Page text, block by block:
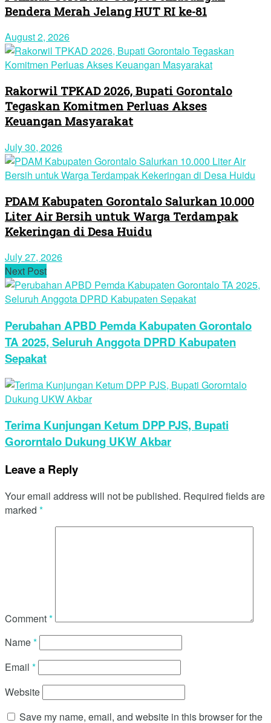
Bendera Merah Jelang HUT RI ke-81
August 2, 2026
Rakorwil TPKAD 2026, Bupati Gorontalo
Tegaskan Komitmen Perluas Akses
Keuangan Masyarakat
July 30, 2026
PDAM Kabupaten Gorontalo Salurkan 10.000
Liter Air Bersih untuk Warga Terdampak
Kekeringan di Desa Huidu
July 27, 2026
Next Post
Perubahan APBD Pemda Kabupaten Gorontalo
TA 2025, Seluruh Anggota DPRD Kabupaten
Sepakat
Terima Kunjungan Ketum DPP PJS, Bupati
Gororntalo Dukung UKW Akbar
Leave a Reply
Your email address will not be published. Required fields are
marked *
Comment*
Name*
Email *
Website
Save my name, email, and website in this browser for the